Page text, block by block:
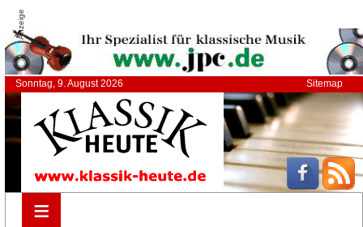
Anzeige
Sonntag, 9. August 2026 Sitemap
≡
≡